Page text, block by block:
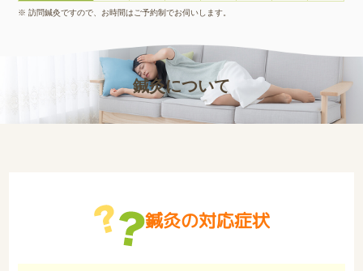
※ 訪問鍼灸ですので、お時間はご予約制でお伺いします。
鍼灸について
鍼灸の対応症状